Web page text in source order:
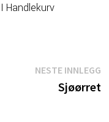
Handlekurv
NESTE INNLEGG
Sjøørret